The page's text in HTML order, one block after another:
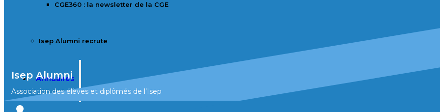
CGE360 : la newsletter de la CGE
Isep Alumni recrute
Annuaires
Isep Alumni
Association des élèves et diplômés de l’Isep